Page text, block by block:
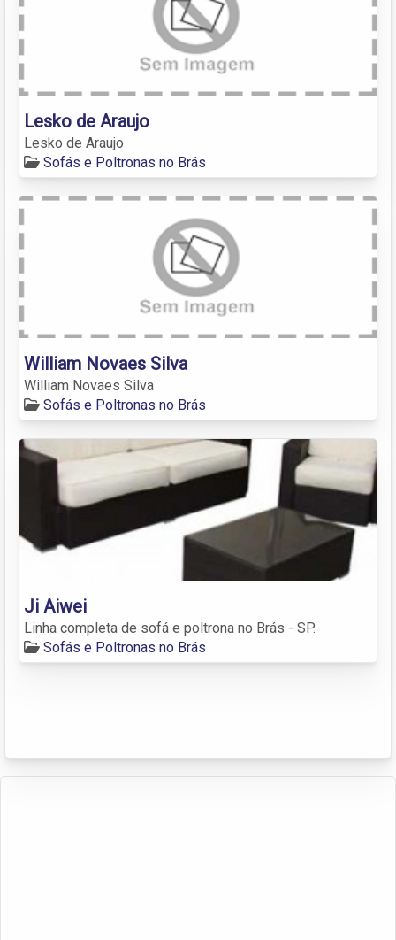
Lesko de Araujo
Lesko de Araujo
Sofás e Poltronas no Brás
William Novaes Silva
William Novaes Silva
Sofás e Poltronas no Brás
Ji Aiwei
Linha completa de sofá e poltrona no Brás - SP.
Sofás e Poltronas no Brás